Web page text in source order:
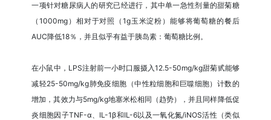
一项针对糖尿病人的研究已经进行，其中单一急性剂量的甜菊糖
（1000mg）相对于对照（1g玉米淀粉）能够将葡萄糖的餐后
AUC降低18％，并且似乎有益于胰岛素：葡萄糖比例。
在小鼠中，LPS注射前一小时口服摄入12.5-50mg/kg甜菊甙能够
减轻25-50mg/kg肺免疫细胞（中性粒细胞和巨噬细胞）计数的
增加，其效力与5mg/kg地塞米松相同（趋势），并且同样降低促
炎细胞因子TNF-α、IL-1β和IL-6以及一氧化氮/iNOS活性（类似